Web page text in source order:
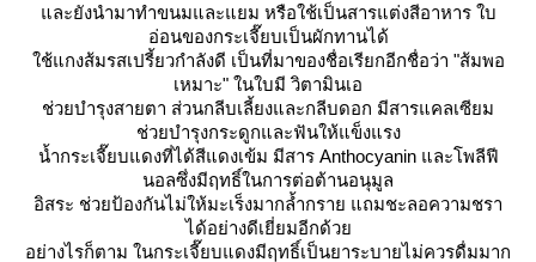
ละยังนำมาทำขนมและแยม หรือใช้เป็นสารแต่งสีอาหาร ใบ
อ่อนของกระเจี๊ยบเป็นผักทานได้
ช้แกงส้มรสเปรี้ยวกำลังดี เป็นที่มาของชื่อเรียกอีกชื่อว่า "ส้มพอ
เหมาะ" ในใบมี วิตามินเอ
ช่วยบำรุงสายตา ส่วนกลีบเลี้ยงและกลีบดอก มีสารแคลเซียม
ช่วยบำรุงกระดูกและฟันให้แข็งแรง
น้ำกระเจี๊ยบแดงที่ได้สีแดงเข้ม มีสาร Anthocyanin และโพลีฟี
นอลซึ่งมีฤทธิ์ในการต่อต้านอนุมูล
อิสระ ช่วยป้องกันไม่ให้มะเร็งมากล้ำกราย แถมชะลอความชรา
ได้อย่างดีเยี่ยมอีกด้ว
อย่างไรก็ตาม ในกระเจี๊ยบแดงมีฤทธิ์เป็นยาระบายไม่ควรดื่มมาก